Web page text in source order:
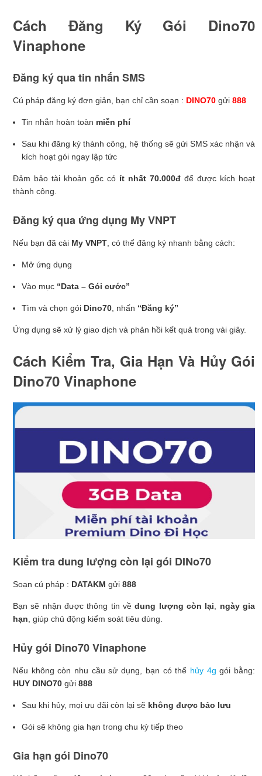
Cách Đăng Ký Gói Dino70
Vinaphone
Đăng ký qua tin nhắn SMS
Cú pháp đăng ký đơn giản, bạn chỉ cần soạn : DINO70 gửi 888
Tin nhắn hoàn toàn miễn phí
Sau khi đăng ký thành công, hệ thống sẽ gửi SMS xác nhận và
kích hoạt gói ngay lập tức
Đảm bảo tài khoản gốc có ít nhất 70.000đ để được kích hoạt
thành công.
Đăng ký qua ứng dụng My VNPT
Nếu bạn đã cài My VNPT , có thể đăng ký nhanh bằng cách:
Mở ứng dụng
Vào mục “Data – Gói cước”
Tìm và chọn gói Dino70 , nhấn “Đăng ký”
Ứng dụng sẽ xử lý giao dịch và phản hồi kết quả trong vài giây.
Cách Kiểm Tra, Gia Hạn Và Hủy Gói
Dino70 Vinaphone
Kiểm tra dung lượng còn lại gói DINo70
Soạn cú pháp : DATAKM gửi 888
Bạn sẽ nhận được thông tin vềdung lượng còn lại
ngày gia
hạn , giúp chủ động kiểm soát tiêu dùng.
Hủy gói Dino70 Vinaphone
Nếu không còn nhu cầu sử dụng, bạn có thể hủy 4g gói bằng:
HUY DINO70 gửi 888
Sau khi hủy, mọi ưu đãi còn lại sẽ không được bảo lưu
Gói sẽ không gia hạn trong chu kỳ tiếp theo
Gia hạn gói Dino70